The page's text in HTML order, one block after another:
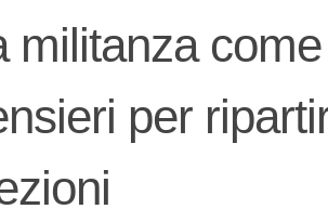
militanza come
per